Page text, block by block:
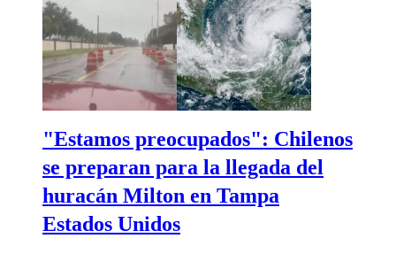
"Estamos preocupados": Chilenos
se preparan para la llegada del
huracán Milton en Tampa
Estados Unidos